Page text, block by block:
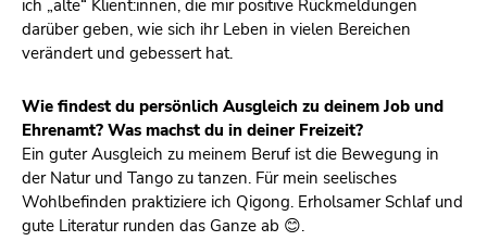
ich „alte“ Klient:innen, die mir positive Rückmeldungen
darüber geben, wie sich ihr Leben in vielen Bereichen
verändert und gebessert hat.
Wie findest du persönlich Ausgleich zu deinem Job und
Ehrenamt? Was machst du in deiner Freizeit?
Ein guter Ausgleich zu meinem Beruf ist die Bewegung in
der Natur und Tango zu tanzen. Für mein seelisches
Wohlbefinden praktiziere ich Qigong. Erholsamer Schlaf und
gute Literatur runden das Ganze ab 😊.